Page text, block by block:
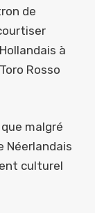
de
à
Rosso
malgré
Néerlandais
culturel